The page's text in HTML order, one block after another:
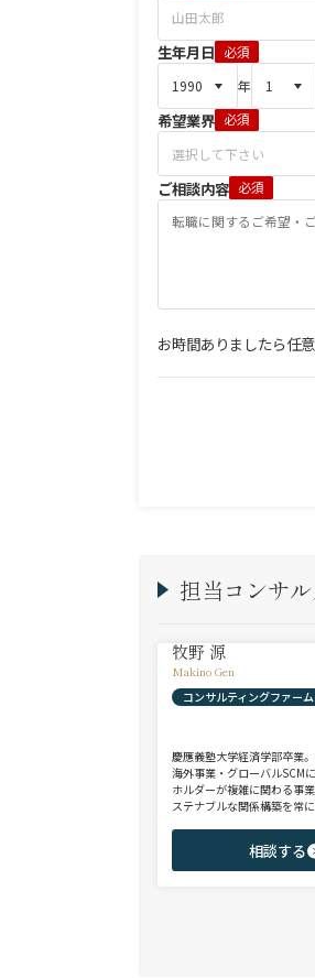
生年月日 必須
年
希望業界 必須
ご相談内容 必須
お時間ありましたら任
担当コンサ
牧野 源
Makino Gen
コンサルティングファーム
慶應義塾大学経済学部卒業
海外事業・グローバルSCM
ホルダーが複雑に関わる事
ステナブルな関係構築を常
商社、投資銀行、大手事業
幅広い領域で、若手～エグ
相談する